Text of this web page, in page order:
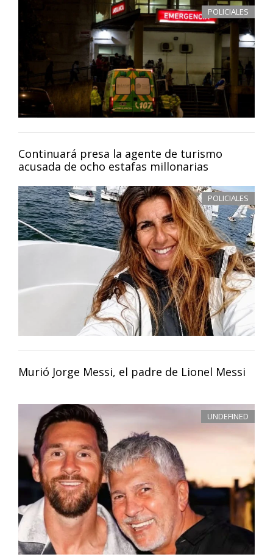
POLICIALES
Continuará presa la agente de turismo
acusada de ocho estafas millonarias
POLICIALES
Murió Jorge Messi, el padre de Lionel Messi
UNDEFINED